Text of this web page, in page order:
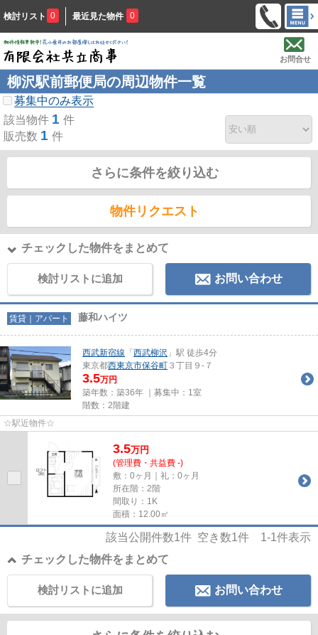
検討リスト 0 最近見た物件 0
お問合せ
柳沢駅前郵便局の周辺物件一覧
募集中のみ表示
該当物件 1 件
販売数 1 件
さらに条件を絞り込む
物件リクエスト
チェックした物件をまとめて
検討リストに追加 お問い合わせ
賃貸｜アパート 藤和ハイツ
西武新宿線 「 西武柳沢 」駅 徒歩4分
東京都西東京市保谷町 ３丁目９-７
3.5万円
築年数：築36年 ｜募集中： 1室
階数：2階建
☆駅近物件☆
3.5万円
(管理費・共益費 -)
敷：0ヶ月｜礼：0ヶ月
所在階：2階
間取り：1K
面積：12.00㎡
該当公開件数1件 空き数1件 1-1件表示
チェックした物件をまとめて
お問い合わせ
検討リストに追加